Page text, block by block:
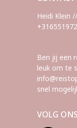
Heidi Klein
Ben jij een
leuk om te
snel
VOLG